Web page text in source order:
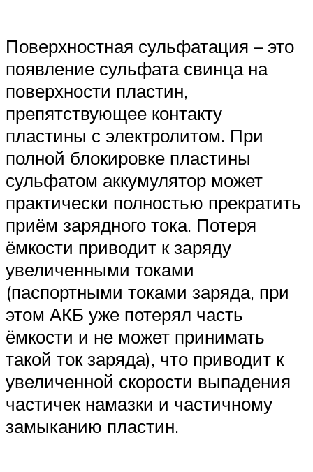
Поверхностная сульфатация – это
появление сульфата свинца на
поверхности пластин,
препятствующее контакту
пластины с электролитом. При
полной блокировке пластины
сульфатом аккумулятор может
практически полностью прекратить
приём зарядного тока. Потеря
ёмкости приводит к заряду
увеличенными токами
(паспортными токами заряда, при
этом АКБ уже потерял часть
ёмкости и не может принимать
такой ток заряда), что приводит к
увеличенной скорости выпадения
частичек намазки и частичному
замыканию пластин.